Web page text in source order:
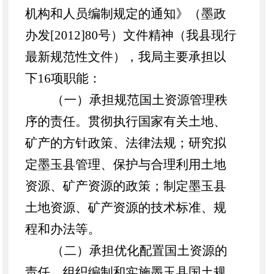
机构和人员编制规定的通知》（墨政
办发[2012]80号）文件精神（我县现行
最新规范性文件），我局主要承担以
下16项职能：
（一）承担规范国土资源管理秩
序的责任。贯彻执行国家有关土地、
矿产的方针政策、法律法规；研究拟
定墨玉县管理、保护与合理利用土地
资源、矿产资源的政策；制定墨玉县
土地资源、矿产资源的技术标准、规
程和办法等。
（二）承担优化配置国土资源的